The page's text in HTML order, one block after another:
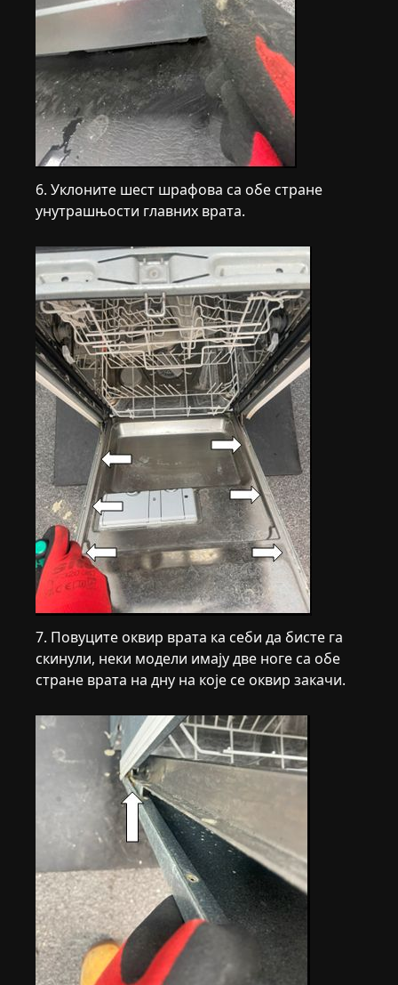
6. Уклоните шест шрафова са обе стране
унутрашњости главних врата.
7. Повуците оквир врата ка себи да бисте га
скинули, неки модели имају две ноге са обе
стране врата на дну на које се оквир закачи.